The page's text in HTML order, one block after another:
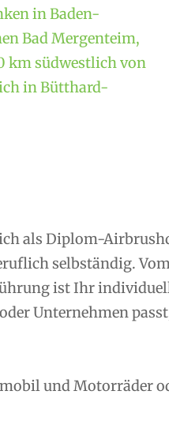
in Baden-
Bad Mergenteim,
km südwestlich von
in Bütthard-
als Diplom-
selbständig.
ist Ihr
Unternehmen
und Motorräder